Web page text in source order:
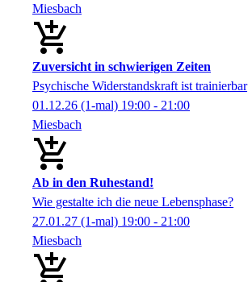
Miesbach
Zuversicht in schwierigen Zeiten
Psychische Widerstandskraft ist trainierbar
01.12.26 (1-mal) 19:00 - 21:00
Miesbach
Ab in den Ruhestand!
Wie gestalte ich die neue Lebensphase?
27.01.27 (1-mal) 19:00 - 21:00
Miesbach